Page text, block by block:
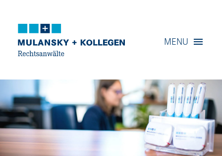
Content
Service
MENU